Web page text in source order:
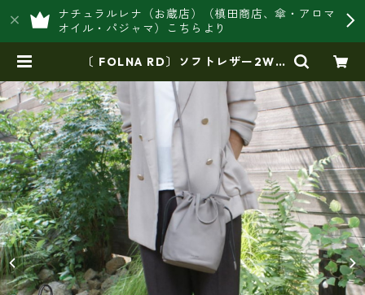
ナチュラルレナ（お蔵店）（槙田商店、傘・アロマ
オイル・パジャマ）こちらより
〔 FOLNA RD〕ソフトレザー2WA
49 | 豊岡製オリジナルバッグ製造販
売【日本製・バッグ財布 専門店】
レナ ジャパンメイド ショップ